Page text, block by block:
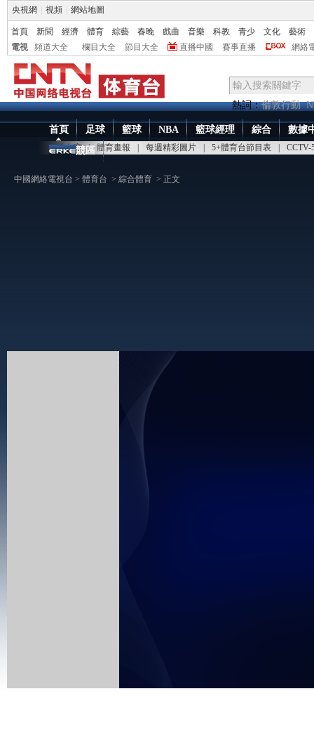
央視網 視頻 網站地圖
首頁 新聞 經濟 體育 綜藝 春晚 戲曲 音樂 科教 青少 文化
藝術
電視
頻道大全 欄目大全 節目大全 直播中國 賽事直播 網絡
熱詞：倫敦行動
首頁
點播大廳 | 體育畫報 每週精彩圖片 5+體育台節目表 CCTV-
足球 籃球 NBA 籃球經理 綜合
數據
競區
中國網絡電視台 > 體育台 > 綜合體育 > 正文